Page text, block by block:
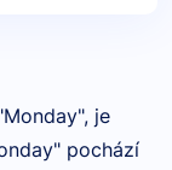
je
pochází